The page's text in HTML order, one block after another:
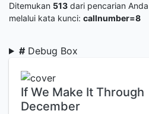
Ditemukan 513 dari pencarian Anda
melalui kata kunci: callnumber=8
# Debug Box
If We Make It Through
December